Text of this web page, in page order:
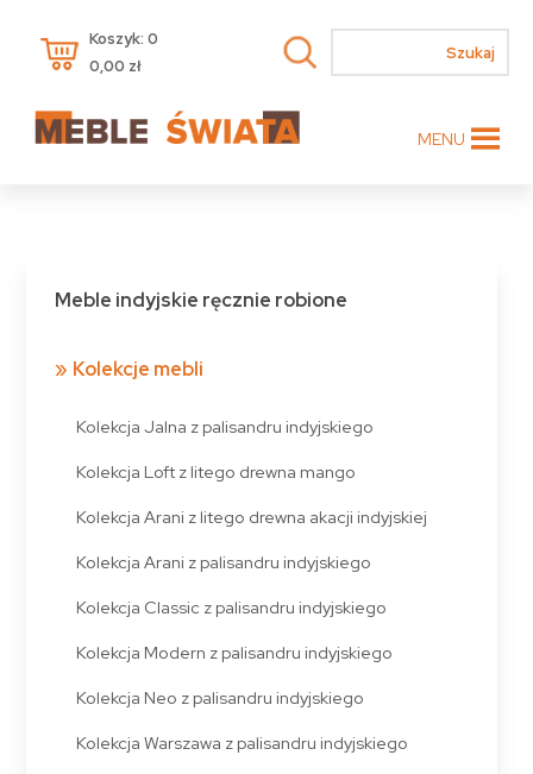
Koszyk: 0
0,00 zł
MENU
Meble indyjskie ręcznie robione
Kolekcje mebli
Kolekcja Jalna z palisandru indyjskiego
Kolekcja Loft z litego drewna mango
Kolekcja Arani z litego drewna akacji indyjskiej
Kolekcja Arani z palisandru indyjskiego
Kolekcja Classic z palisandru indyjskiego
Kolekcja Modern z palisandru indyjskiego
Kolekcja Neo z palisandru indyjskiego
Kolekcja Warszawa z palisandru indyjskiego